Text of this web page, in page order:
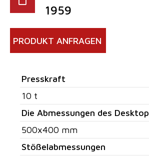
1959
PRODUKT ANFRAGEN
Presskraft
10 t
Die Abmessungen des Desktop
500x400 mm
Stößelabmessungen